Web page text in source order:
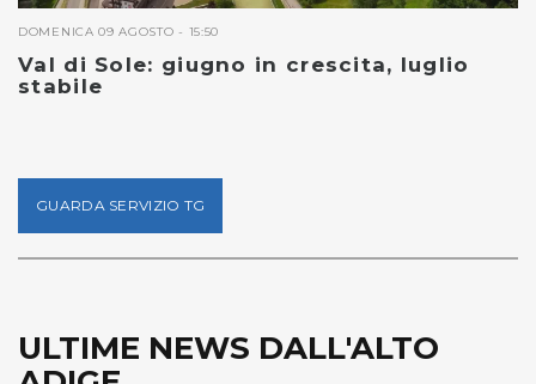
DOMENICA 09 AGOSTO - 15:50
Val di Sole: giugno in crescita, luglio
stabile
GUARDA SERVIZIO TG
ULTIME NEWS DALL'ALTO